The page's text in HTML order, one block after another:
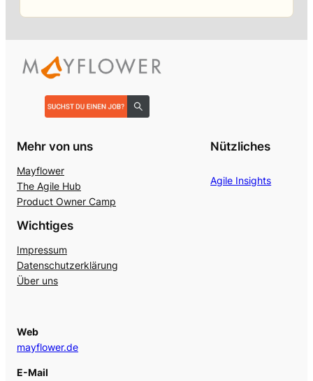
Mehr von uns
Mayflower
The Agile Hub
Product Owner Camp
Nützliches
Agile Insights
Wichtiges
Impressum
Datenschutzerklärung
Über uns
Web
mayflower.de
E-Mail